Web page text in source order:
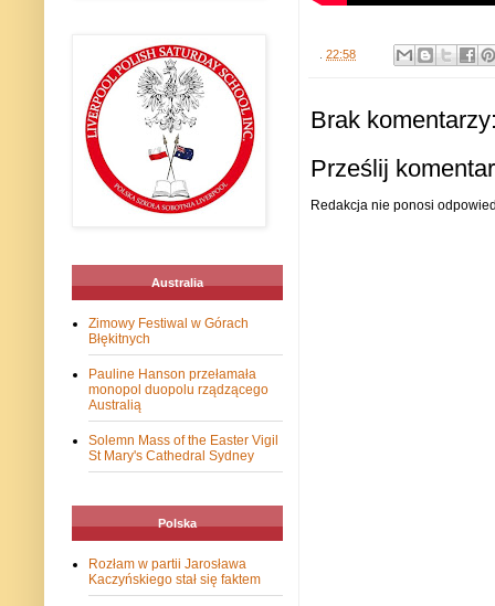
22:58
Brak
Prześlij
Redakcja nie ponosi
Australia
Zimowy Festiwal w Górach
Błękitnych
Pauline Hanson przełamała
monopol duopolu rządzącego
Australią
Solemn Mass of the Easter Vigil
St Mary's Cathedral Sydney
Polska
Rozłam w partii Jarosława
Kaczyńskiego stał się faktem